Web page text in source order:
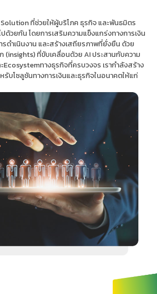
Solution ที่ช่วยให้ผู้บริโภค ธุรกิจ และพันธมิตร
ปด้วยกัน โดยการเสริมความแข็งแกร่งทางการเงิน
ดำเนินงาน และสร้างเสถียรภาพที่ยั่งยืน ด้วย
(insights) ที่ขับเคลื่อนด้วย AI ประสานกับความ
Ecosystemทางธุรกิจที่ครบวงจร เรากำลังสร้าง
บโซลูชันทางการเงินและธุรกิจในอนาคตให้แก่